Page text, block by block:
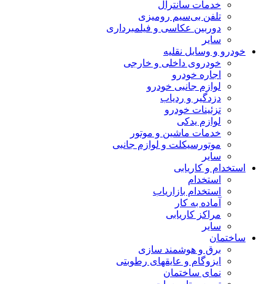
خدمات سانترال
تلفن بی‌سیم رومیزی
دوربین عکاسی و فیلمبرداری
سایر
خودرو و وسایل نقلیه
خودروی داخلی و خارجی
اجاره خودرو
لوازم جانبی خودرو
دزدگیر و ردیاب
تزئینات خودرو
لوازم یدکی
خدمات ماشین و موتور
موتورسیکلت و لوازم جانبی
سایر
استخدام و کاریابی
استخدام
استخدام بازاریاب
آماده به کار
مراکز کاریابی
سایر
ساختمان
برق و هوشمند سازی
ایزوگام و عایقهای رطوبتی
نمای ساختمان